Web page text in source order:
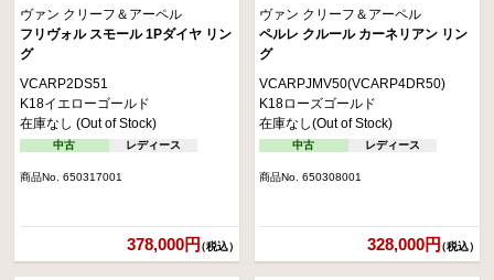
ヴァン クリーフ＆アーペル
フリヴォル スモール 1Pダイヤ リン
グ
VCARP2DS51
K18イエローゴールド
在庫なし (Out of Stock)
中古 レディース
商品No. 650317001
378,000円（税込）
ヴァン クリーフ＆アーペル
ペルレ クルール カーネリアン リン
グ
VCARPJMV50(VCARP4DR50)
K18ローズゴールド
在庫なし(Out of Stock)
中古 レディース
商品No. 650308001
328,000円（税込）